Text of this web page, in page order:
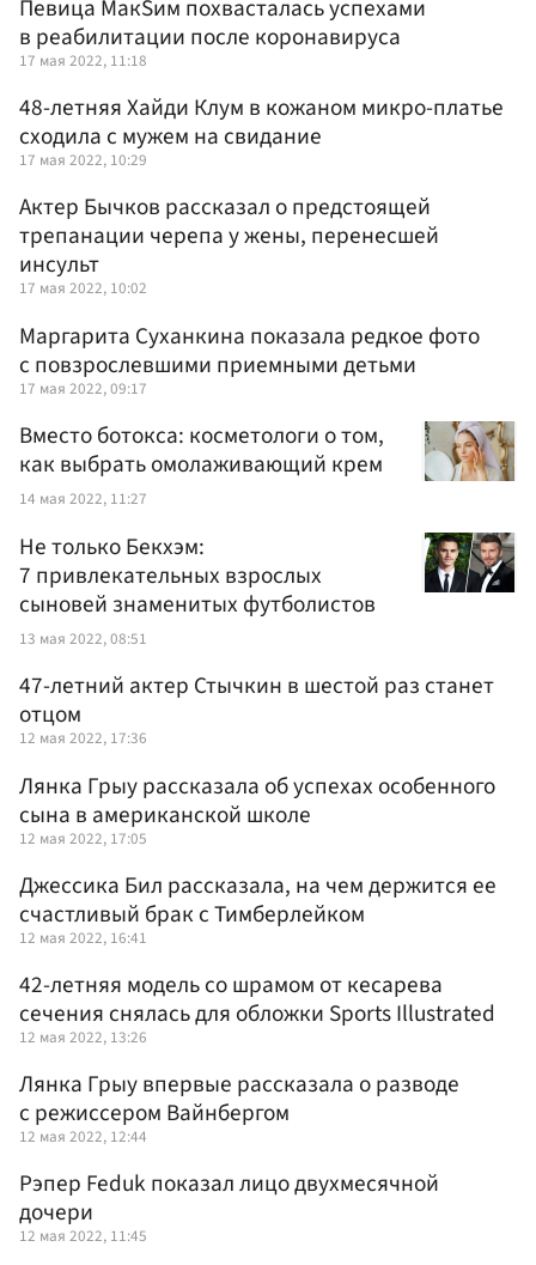
Певица MaкSим похвасталась успехами
в реабилитации после коронавируса
17 мая 2022, 11:18
48-летняя Хайди Клум в кожаном микро-платье
сходила с мужем на свидание
17 мая 2022, 10:29
Актер Бычков рассказал о предстоящей
трепанации черепа у жены, перенесшей
инсульт
17 мая 2022, 10:02
Маргарита Суханкина показала редкое фото
с повзрослевшими приемными детьми
17 мая 2022, 09:17
Вместо ботокса: косметологи о том,
как выбрать омолаживающий крем
14 мая 2022, 11:27
Не только Бекхэм:
7 привлекательных взрослых
сыновей знаменитых футболистов
13 мая 2022, 08:51
47-летний актер Стычкин в шестой раз станет
отцом
12 мая 2022, 17:36
Лянка Грыу рассказала об успехах особенного
сына в американской школе
12 мая 2022, 17:05
Джессика Бил рассказала, на чем держится ее
счастливый брак с Тимберлейком
12 мая 2022, 16:41
42-летняя модель со шрамом от кесарева
сечения снялась для обложки Sports Illustrated
12 мая 2022, 13:26
Лянка Грыу впервые рассказала о разводе
с режиссером Вайнбергом
12 мая 2022, 12:44
Рэпер Feduk показал лицо двухмесячной
дочери
12 мая 2022, 11:45